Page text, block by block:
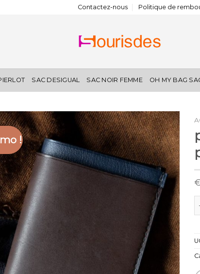
Contactez-nous Politique de
SAC DESIGUAL SAC NOIR FEMME OH MY BAG
!